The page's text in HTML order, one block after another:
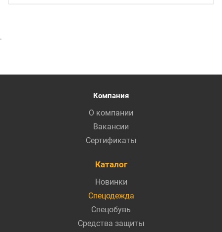
.
Компания
О компании
Вакансии
Сертификаты
Каталог
Новинки
Спецодежда
Спецобувь
Средства защиты